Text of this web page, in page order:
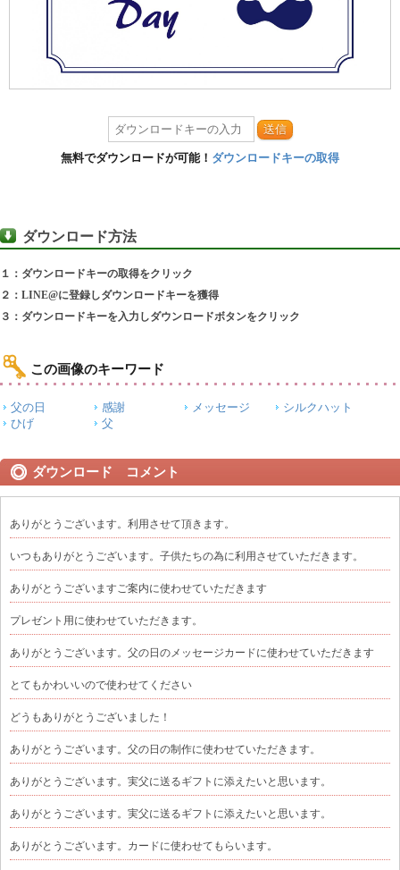
送信
無料でダウンロードが可能！ ダウンロードキーの取得
ダウンロード方法
１：ダウンロードキーの取得をクリック
２：LINE@に登録しダウンロードキーを獲得
３：ダウンロードキーを入力しダウンロードボタンをクリック
この画像のキーワード
父の日 感謝 メッセージ
シルクハット
ひげ
父
ダウンロード コメント
ありがとうございます。利用させて頂きます。
いつもありがとうございます。子供たちの為に利用させていただきます。
ありがとうございますご案内に使わせていただきます
プレゼント用に使わせていただきます。
ありがとうございます。父の日のメッセージカードに使わせていただきます
とてもかわいいので使わせてください
どうもありがとうございました！
ありがとうございます。父の日の制作に使わせていただきます。
ありがとうございます。実父に送るギフトに添えたいと思います。
ありがとうございます。実父に送るギフトに添えたいと思います。
ありがとうございます。カードに使わせてもらいます。